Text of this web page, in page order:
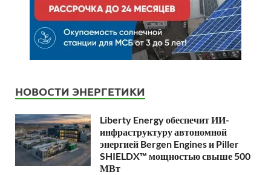
НОВОСТИ ЭНЕРГЕТИКИ
Liberty Energy обеспечит ИИ-
инфраструктуру автономной
энергией Bergen Engines и Piller
SHIELDX™ мощностью свыше 500
МВт